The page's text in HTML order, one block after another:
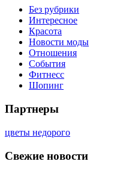
Без рубрики
Интересное
Красота
Новости моды
Отношения
События
Фитнесс
Шопинг
Партнеры
цветы недорого
Свежие новости